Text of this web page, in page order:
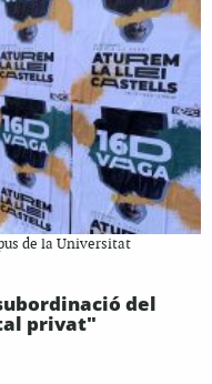
de la Universitat
del
privat"